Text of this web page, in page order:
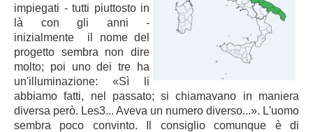
impiegati - tutti piuttosto in
là con gli anni -
inizialmente il nome del
progetto sembra non dire
molto; poi uno dei tre ha
un'illuminazione: «Sì li
abbiamo fatti, nel passato; si chiamavano in maniera
diversa però. Les3... Aveva un numero diverso...». L'uomo
sembra poco convinto. Il consiglio comunque è di